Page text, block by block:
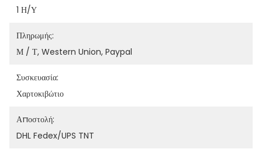
1 Η/υ
Πληρωμής:
Μ / Τ, Western Union, Paypal
Συσκευασία:
Χαρτοκιβώτιο
Αποστολή:
DHL Fedex/UPS TNT